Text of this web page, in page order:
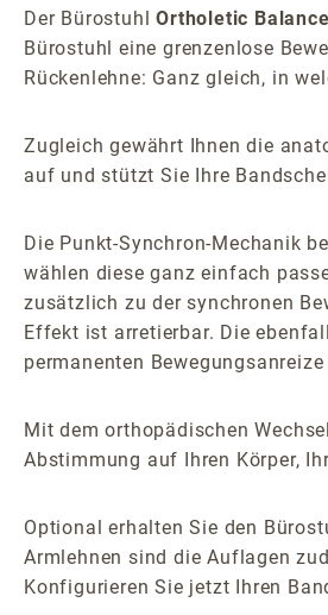
Der BürostuhlOrtholetic
Bürostuhl eine grenzenlose
Rückenlehne: Ganz gleich, in
Zugleich gewährt Ihnen die
auf und stützt Sie Ihre
Die Punkt-Synchron-Mechanik
wählen diese ganz einfach
zusätzlich zu der synchronen
Effekt ist arretierbar. Die
permanenten
Mit dem orthopädischen
Abstimmung auf Ihren Körper,
Optional erhalten Sie den
Armlehnen sind die Auflagen
Konfigurieren Sie jetzt Ihren